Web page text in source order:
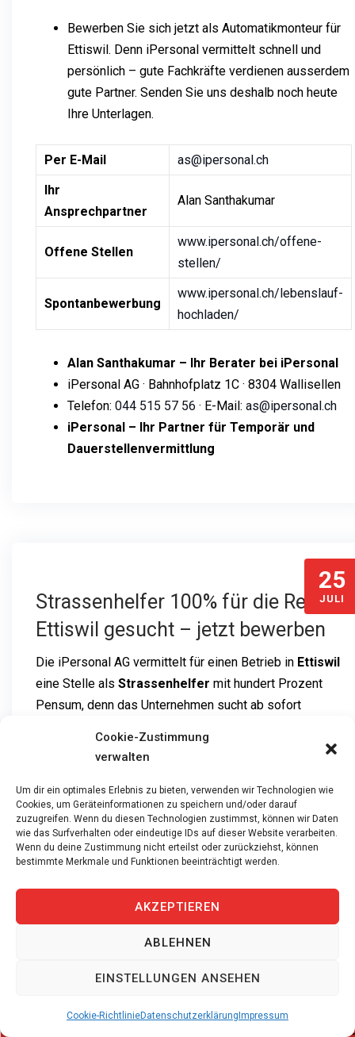
Cookie-Zustimmung
verwalten
Um dir ein optimales Erlebnis zu bieten, verwenden wir Technologien wie
Cookies, um Geräteinformationen zu speichern und/oder darauf
zuzugreifen. Wenn du diesen Technologien zustimmst, können wir Daten
wie das Surfverhalten oder eindeutige IDs auf dieser Website verarbeiten.
Wenn du deine Zustimmung nicht erteilst oder zurückziehst, können
bestimmte Merkmale und Funktionen beeinträchtigt werden.
AKZEPTIEREN
ABLEHNEN
EINSTELLUNGEN ANSEHEN
Cookie-RichtlinieDatenschutzerklärung Impressum
Bewerben Sie sich jetzt als Automatikmonteur für
Ettiswil. Denn iPersonal vermittelt schnell und
persönlich – gute Fachkräfte verdienen ausserdem
gute Partner. Senden Sie uns deshalb noch heute
Ihre Unterlagen.
Per E-Mail
as@ipersonal.ch
Ihr
Ansprechpartner
Alan Santhakumar
Offene Stellen
www.ipersonal.ch/offene-
stellen/
Spontanbewerbung
www.ipersonal.ch/lebenslauf-
hochladen/
Alan Santhakumar – Ihr Berater bei iPersonal
iPersonal AG · Bahnhofplatz 1C · 8304 Wallisellen
Telefon: 044 515 57 56 · E-Mail: as@ipersonal.ch
iPersonal – Ihr Partner für Temporär und
Dauerstellenvermittlung
25
JULI
Strassenhelfer 100% für die Region
Ettiswil gesucht – jetzt bewerben
Die iPersonal AG vermittelt für einen Betrieb in Ettiswil
eine Stelle als Strassenhelfer mit hundert Prozent
Pensum, denn das Unternehmen sucht ab sofort
Modell und werden nach der Lernphase fest angestellt,
Ettiswil liegt in der malerischen Luzerner
Hügellandschaft und besticht durch seine
verkehrsgünstige Lage zwischen den Städten Luzern
öffentliche Verkehrsmittel sehr gut erreichbar. Sie
wirtschaftlicher Dynamik, was Ettiswil zu einem
Arbeitnehmende macht.